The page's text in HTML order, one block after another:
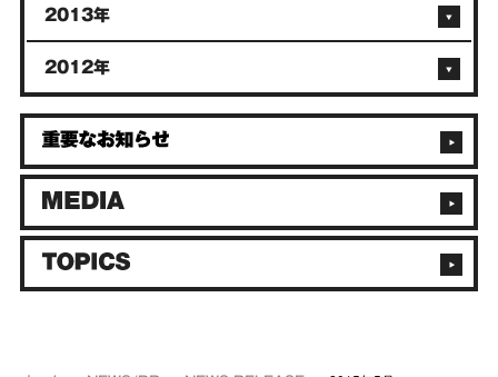
2013年
2012年